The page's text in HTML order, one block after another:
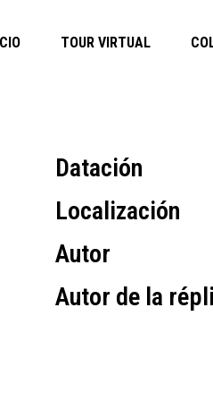
TOUR VIRTUAL
Datación
Localización
Autor
Autor de la